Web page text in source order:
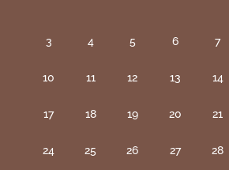
3 4 5 6 7
10 11 12 13 14
17 18 19 20 21
24 25 26 27 28